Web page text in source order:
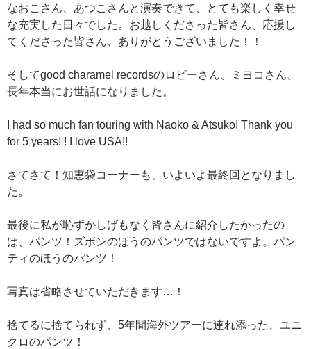
なおこさん、あつこさんと演奏できて、とても楽しく幸せ
な充実した日々でした。お越しくださった皆さん、応援し
てくださった皆さん、ありがとうございました！！
そしてgood charamel recordsのロビーさん、ミヨコさん、
長年本当にお世話になりました。
I had so much fan touring with Naoko & Atsuko! Thank you
for 5 years! ! I love USA!!
さてさて！知恵袋コーナーも、いよいよ最終回となりまし
た。
最後に私が恥ずかしげもなく皆さんに紹介したかったの
は、パンツ！ズボンのほうのパンツではないですよ。パン
ティのほうのパンツ！
写真は省略させていただきます…！
捨てるに捨てられず、5年間海外ツアーに連れ添った、ユニ
クロのパンツ！